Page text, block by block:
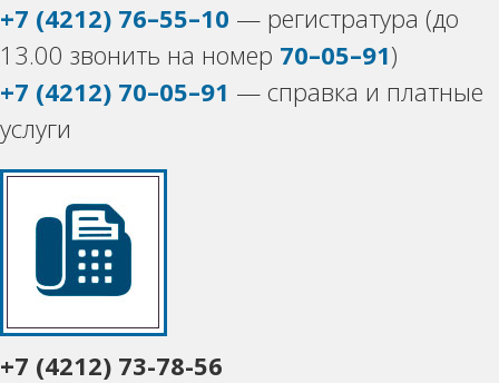
+7 (4212) 76–55–10 — регистратура (до
13.00 звонить на номер 70–05–91)
+7 (4212) 70–05–91 — справка и платные
услуги
+7 (4212) 73-78-56